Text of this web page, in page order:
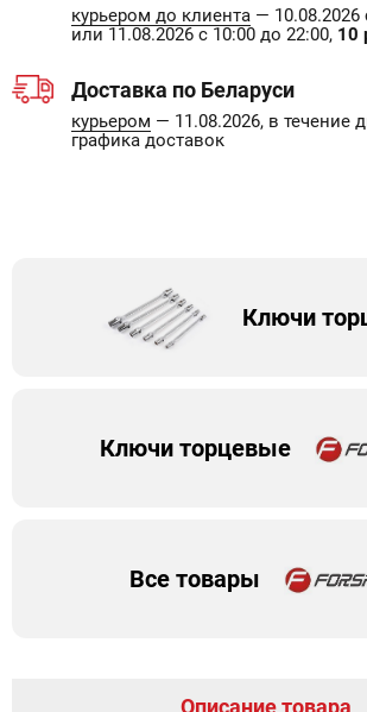
курьером до клиента — 10.08.2026
или 11.08.2026 с 10:00 до 22:00, 10
Доставка по Беларуси
курьером — 11.08.2026, в течение
графика доставок
Ключи
Ключи торцевые
Все товары
Описание товара